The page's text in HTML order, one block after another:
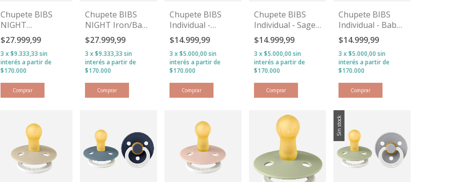
Chupete BIBS
NIGHT
Blush/Vanilla
$27.999,99
3 x$9.333,33 sin
interés
Comprar
Chupete BIBS
NIGHT Iron/Baby
Blue
$27.999,99
3 x$9.333,33 sin
interés
Comprar
Chupete BIBS
Individual -
Vanilla GLOW
$14.999,99
3 x$5.000,00 sin
interés
Comprar
Chupete BIBS
Individual - Sage
GLOW
$14.999,99
3 x$5.000,00 sin
interés
Comprar
Chupete BIBS
Individual - Baby
Blue GLOW
$14.999,99
3 x$5.000,00 sin
interés
Comprar
Sin stock